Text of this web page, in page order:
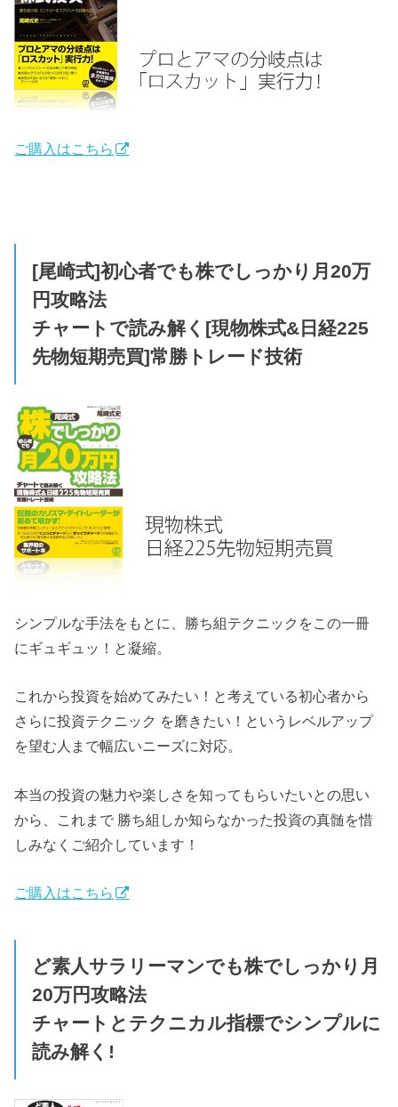
ご購入はこちら
[尾崎式]初心者でも株でしっかり月20万
円攻略法
チャートで読み解く[現物株式&日経225
先物短期売買]常勝トレード技術
シンプルな手法をもとに、勝ち組テクニックをこの一冊
にギュギュッ！と凝縮。
これから投資を始めてみたい！と考えている初心者から
さらに投資テクニック を磨きたい！というレベルアップ
を望む人まで幅広いニーズに対応。
本当の投資の魅力や楽しさを知ってもらいたいとの思い
から、これまで 勝ち組しか知らなかった投資の真髄を惜
しみなくご紹介しています！
ご購入はこちら
ど素人サラリーマンでも株でしっかり月
20万円攻略法
チャートとテクニカル指標でシンプルに
読み解く!